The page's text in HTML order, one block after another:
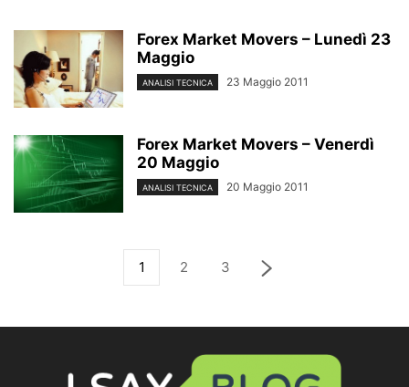
Forex Market Movers – Lunedì 23
Maggio
ANALISI TECNICA 23 Maggio 2011
Forex Market Movers – Venerdì
20 Maggio
ANALISI TECNICA 20 Maggio 2011
1 2 3